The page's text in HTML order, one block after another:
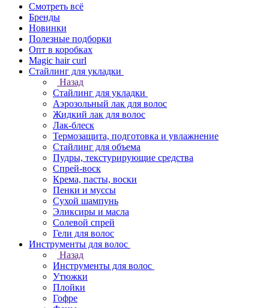
Смотреть всё
Бренды
Новинки
Полезные подборки
Опт в коробках
Magic hair curl
Стайлинг для укладки
Назад
Стайлинг для укладки
Аэрозольный лак для волос
Жидкий лак для волос
Лак-блеск
Термозащита, подготовка и увлажнение
Стайлинг для объема
Пудры, текстурирующие средства
Спрей-воск
Крема, пасты, воски
Пенки и муссы
Сухой шампунь
Эликсиры и масла
Солевой спрей
Гели для волос
Инструменты для волос
Назад
Инструменты для волос
Утюжки
Плойки
Гофре